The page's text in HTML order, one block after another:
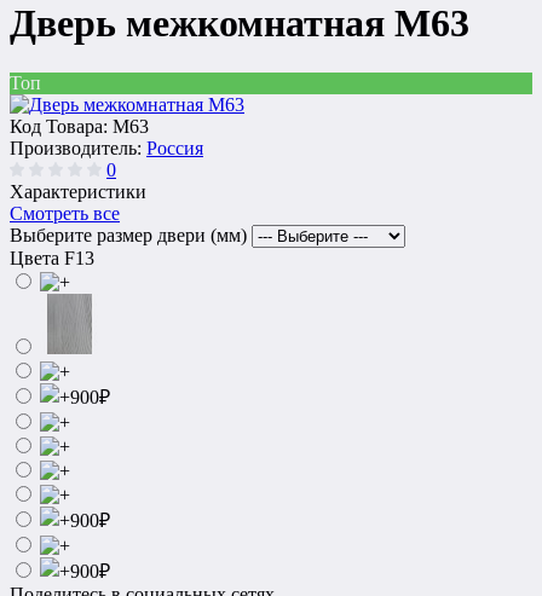
Дверь межкомнатная M63
Топ
Код Товара: M63
Производитель: Россия
0
Характеристики
Смотреть все
Выберите размер двери (мм)
Цвета F13